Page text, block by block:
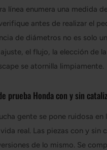
línea enumera una medida
antes de realizar el
de diámetros no es solo
el flujo, la elección de
se atornilla limpiamente.
prueba Honda con y sin
gente se pone ruidosa en
real. Las piezas con y sin
de lo mismo. Se